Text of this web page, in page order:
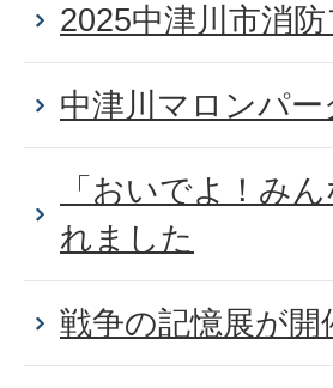
2025中津川市消
中津川マロンパ
「おいでよ！み
れました
戦争の記憶展が開